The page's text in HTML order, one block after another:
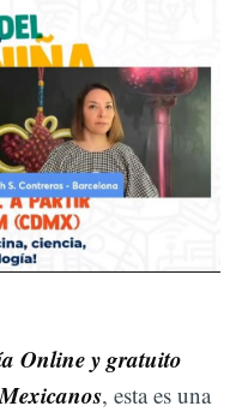
Online y gratuito
, esta es una